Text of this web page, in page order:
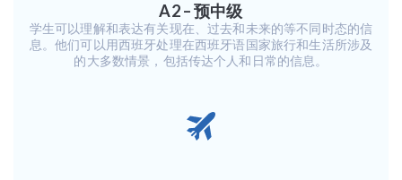
A2 – 预中级
学生可以理解和表达有关现在、过去和未来的等不同时态的信
息。他们可以用西班牙处理在西班牙语国家旅行和生活所涉及
的大多数情景，包括传达个人和日常的信息。